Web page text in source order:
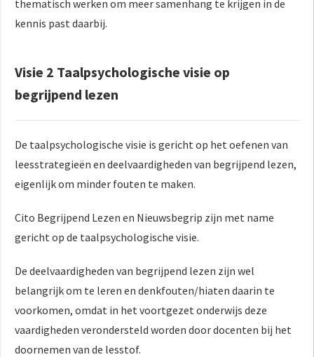
thematisch werken om meer samenhang te krijgen in de
kennis past daarbij.
Visie 2 Taalpsychologische visie op
begrijpend lezen
De taalpsychologische visie is gericht op het oefenen van
leesstrategieën en deelvaardigheden van begrijpend lezen,
eigenlijk om minder fouten te maken.
Cito Begrijpend Lezen en Nieuwsbegrip zijn met name
gericht op de taalpsychologische visie.
De deelvaardigheden van begrijpend lezen zijn wel
belangrijk om te leren en denkfouten/hiaten daarin te
voorkomen, omdat in het voortgezet onderwijs deze
vaardigheden verondersteld worden door docenten bij het
doornemen van de lesstof.